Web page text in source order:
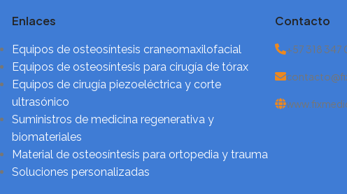
Enlaces
Equipos de osteosíntesis craneomaxilofacial
Equipos de osteosíntesis para cirugía de tórax
Equipos de cirugía piezoeléctrica y corte
ultrasónico
Suministros de medicina regenerativa y
biomateriales
Material de osteosíntesis para ortopedia y trauma
Soluciones personalizadas
Contacto
+57 318 347